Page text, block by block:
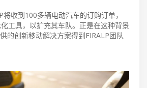
收到100多辆电动汽车的订购订单，
工具，以扩充其车队。正是在这种背景
的创新移动解决方案得到FIRALP团队